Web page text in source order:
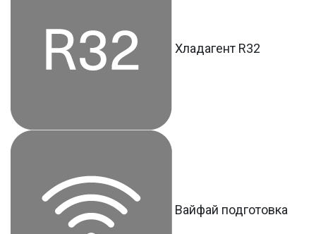
Хладагент R32
Вайфай подготовка